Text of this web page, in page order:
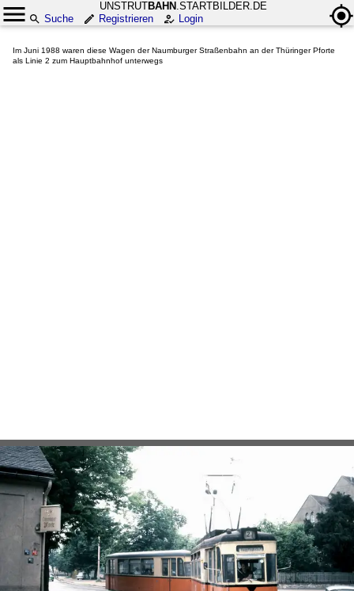
UNSTRUTBAHN .STARTBILDER.DE
Suche
Registrieren Login
Im Juni 1988 waren diese Wagen der Naumburger Straßenbahn an der Thüringer Pforte
als Linie 2 zum Hauptbahnhof unterwegs